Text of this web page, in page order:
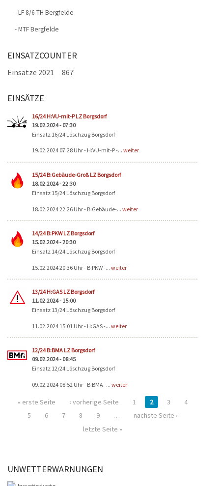
- LF 8/6 TH Bergfelde
- MTF Bergfelde
EINSATZCOUNTER
Einsätze 2021 867
EINSÄTZE
16/24 H:VU-mit-P LZ Borgsdorf
19.02.2024 - 07:30
Einsatz 16/24 Löschzug Borgsdorf
19.02.2024 07:28 Uhr - H:VU-mit-P -... weiter
15/24 B:Gebäude-Groß LZ Borgsdorf
18.02.2024 - 22:30
Einsatz 15/24 Löschzug Borgsdorf
18.02.2024 22:26 Uhr - B:Gebäude-... weiter
14/24 B:PKW LZ Borgsdorf
15.02.2024 - 20:30
Einsatz 14/24 Löschzug Borgsdorf
15.02.2024 20:36 Uhr - B:PKW -... weiter
13/24 H:GAS LZ Borgsdorf
11.02.2024 - 15:00
Einsatz 13/24 Löschzug Borgsdorf
11.02.2024 15:01 Uhr - H:GAS -... weiter
12/24 B:BMA LZ Borgsdorf
09.02.2024 - 08:45
Einsatz 12/24 Löschzug Borgsdorf
09.02.2024 08:52 Uhr - B:BMA -... weiter
Seiten
« erste Seite ‹ vorherige Seite 1 2 3
4
5
6 7 8 9 …
nächste Seite ›
letzte Seite »
UNWETTERWARNUNGEN